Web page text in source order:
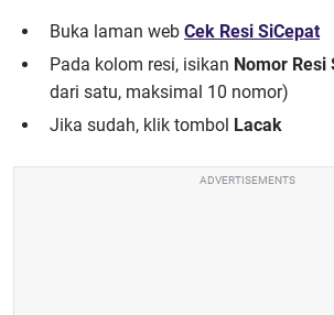
Buka laman web Cek Resi SiCepat
Pada kolom resi, isikan Nomor Resi
dari satu, maksimal 10 nomor)
Jika sudah, klik tombol Lacak
ADVERTISEMENTS